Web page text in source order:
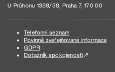
U Průhonu 1338/38, Praha 7, 170 00
Telefonní seznam
Povinně zveřejňované informace
GDPR
Dotazník spokojenosti